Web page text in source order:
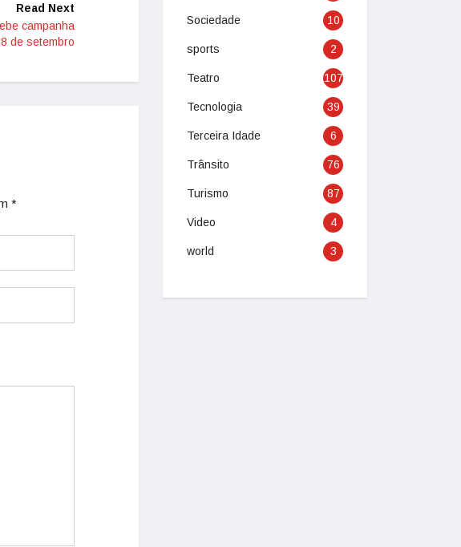
Read Next
campanha
de setembro
*
Sociedade 10
sports 2
Teatro 107
Tecnologia 39
Terceira Idade 6
Trânsito 76
Turismo 87
Video 4
world 3